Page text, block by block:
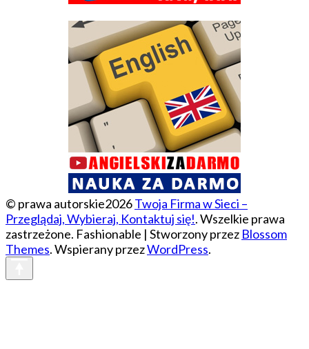
© prawa autorskie2026Twoja Firma w Sieci –
Przeglądaj, Wybieraj, Kontaktuj się!. Wszelkie prawa
zastrzeżone. Fashionable | Stworzony przez Blossom
Themes. Wspierany przezWordPress.